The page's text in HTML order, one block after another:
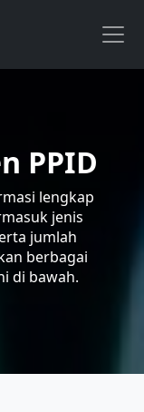
PPID
lengkap
jenis
jumlah
berbagai
di bawah.